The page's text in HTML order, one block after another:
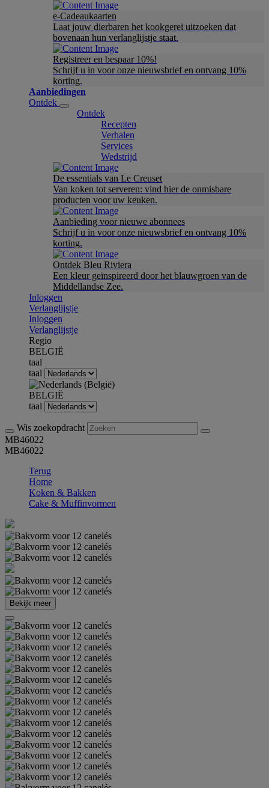
e-Cadeaukaarten
Laat jouw dierbaren het kookgerei uitzoeken dat
bovenaan hun verlanglijstje staat.
Registreer en bespaar 10%!
Schrijf u in voor onze nieuwsbrief en ontvang 10%
korting.
Aanbiedingen
Ontdek
Ontdek
Recepten
Verhalen
Services
Wedstrijd
De essentials van Le Creuset
Van koken tot serveren: vind hier de onmisbare
producten voor uw keuken.
Aanbieding voor nieuwe abonnees
Schrijf u in voor onze nieuwsbrief en ontvang 10%
korting.
Ontdek Bleu Riviera
Een kleur geïnspireerd door het blauwgroen van de
Middellandse Zee.
Inloggen
Verlanglijstje
Inloggen
Verlanglijstje
Regio
BELGIË
taal
taal
BELGIË
taal
Wis zoekopdracht
MB46022
MB46022
Terug
Home
Koken & Bakken
Cake & Muffinvormen
Bekijk meer